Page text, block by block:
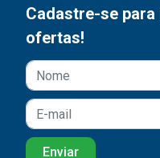
Cadastre-se
ofertas!